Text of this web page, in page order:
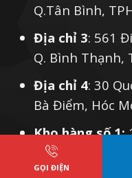
Q.Tân Bình,
Địa chỉ 3: 561
Q. Bình Thạnh,
Địa chỉ 4: 30
Bà Điểm, Hóc
Kho hàng số 1:
1, Tp. Thuận
GỌI ĐIỆN